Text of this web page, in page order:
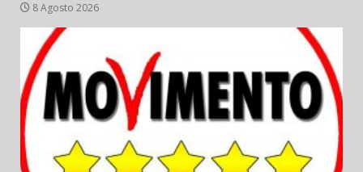
8 Agosto 2026